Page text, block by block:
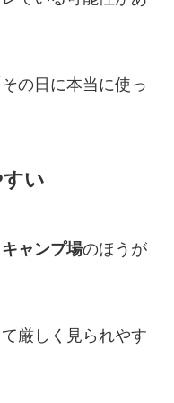
の日に本当に使っ
い
ャンプ場のほうが
厳しく見られやす